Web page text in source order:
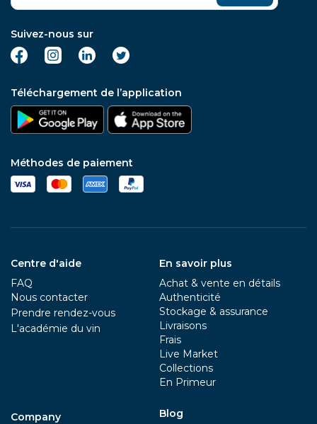
Suivez-nous sur
Téléchargement de l’application
Méthodes de paiement
Centre d'aide
FAQ
Nous contacter
Prendre rendez-vous
L'académie du vin
Company
En savoir plus
Achat & vente en détails
Authenticité
Stockage & assurance
Livraisons
Frais
Live Market
Collections
En Primeur
Blog